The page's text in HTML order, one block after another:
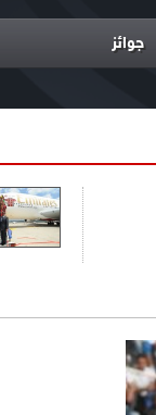
جوائز